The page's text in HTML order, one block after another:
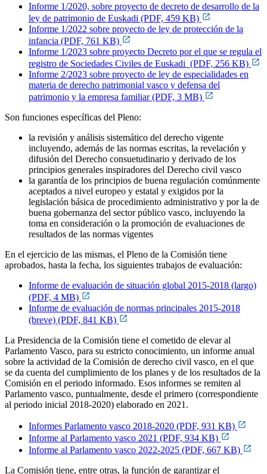
Informe 1/2020, sobre proyecto de decreto de desarrollo de la
ley de patrimonio de Euskadi (PDF, 459 KB)
Informe 1/2022 sobre proyecto de ley de protección de la
infancia (PDF, 761 KB)
Informe 1/2023 sobre proyecto Decreto por el que se regula el
registro de Sociedades Civiles de Euskadi (PDF, 256 KB)
Informe 2/2023 sobre proyecto de ley de especialidades en
materia de derecho patrimonial vasco y defensa del
patrimonio y la empresa familiar (PDF, 3 MB)
Son funciones específicas del Pleno:
la revisión y análisis sistemático del derecho vigente
incluyendo, además de las normas escritas, la revelación y
difusión del Derecho consuetudinario y derivado de los
principios generales inspiradores del Derecho civil vasco
la garantía de los principios de buena regulación comúnmente
aceptados a nivel europeo y estatal y exigidos por la
legislación básica de procedimiento administrativo y por la de
buena gobernanza del sector público vasco, incluyendo la
toma en consideración o la promoción de evaluaciones de
resultados de las normas vigentes
En el ejercicio de las mismas, el Pleno de la Comisión tiene
aprobados, hasta la fecha, los siguientes trabajos de evaluación:
Informe de evaluación de situación global 2015-2018 (largo)
(PDF, 4 MB)
Informe de evaluación de normas principales 2015-2018
(breve) (PDF, 841 KB)
La Presidencia de la Comisión tiene el cometido de elevar al
Parlamento Vasco, para su estricto conocimiento, un informe anual
sobre la actividad de la Comisión de derecho civil vasco, en el que
se da cuenta del cumplimiento de los planes y de los resultados de la
Comisión en el periodo informado. Esos informes se remiten al
Parlamento vasco, puntualmente, desde el primero (correspondiente
al periodo inicial 2018-2020) elaborado en 2021.
Informes Parlamento vasco 2018-2020 (PDF, 931 KB)
Informe al Parlamento vasco 2021 (PDF, 934 KB)
Informe al Parlamento vasco 2022-2025 (PDF, 667 KB)
La Comisión tiene, entre otras, la función de garantizar el